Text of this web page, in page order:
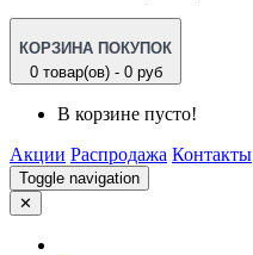
КОРЗИНА ПОКУПОК
0 товар(ов) - 0 руб
В корзине пусто!
Акции Распродажа Контакты
Toggle navigation
✕